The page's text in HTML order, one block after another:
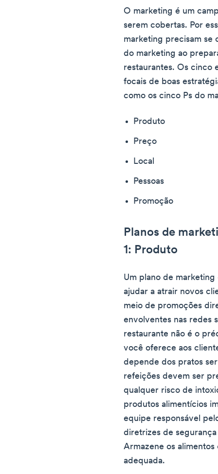
O marketing é um
serem cobertas. Por
marketing precisam se
do marketing ao
restaurantes. Os cinco
focais de boas
como os cinco Ps do
Produto
Preço
Local
Pessoas
Promoção
Planos de
1: Produto
Um plano de
ajudar a atrair novos
meio de promoções
envolventes nas redes
restaurante não é o
você oferece aos
depende dos pratos
refeições devem ser
qualquer risco de
produtos alimentícios
equipe responsável
diretrizes de
Armazene os
adequada.